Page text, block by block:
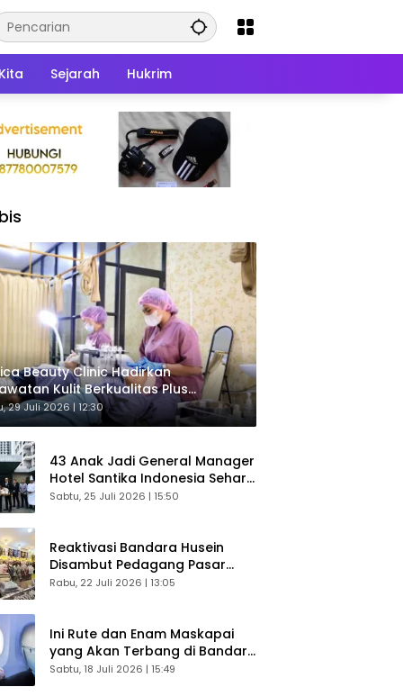
Sejarah Hukrim
Beauty Clinic Hadirkan
Kulit Berkualitas Plus
Gratis
29 Juli 2026 | 12:30
43 Anak Jadi General Manager
Hotel Santika Indonesia Sehari
Sukses Digelar
Sabtu, 25 Juli 2026 | 15:50
Reaktivasi Bandara Husein
Disambut Pedagang Pasar
Baru, Diyakini Bangkitkan
Rabu, 22 Juli 2026 | 13:05
Ini Rute dan Enam Maskapai
yang Akan Terbang di Bandara
Husein Sastranegara
Sabtu, 18 Juli 2026 | 15:49